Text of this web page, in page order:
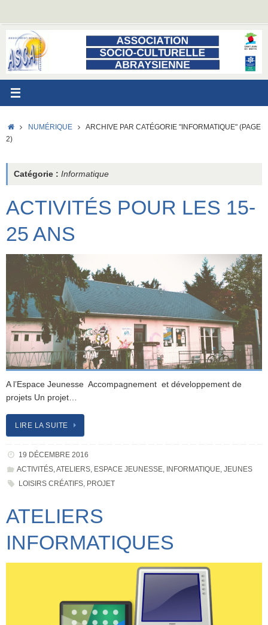
contenu
ACCUEIL
NUMÉRIQUE ARCHIVE PAR CATÉGORIE "INFORMATIQUE"(PAGE
2)
Catégorie : Informatique
ACTIVITÉS POUR LES 15-
25 ANS
A l’Espace Jeunesse Accompagnement et développement de
projets Un projet…
LIRE LA SUITE
19 DÉCEMBRE 2016
ACTIVITÉS,ATELIERS, ESPACE JEUNESSE, INFORMATIQUE, JEUNES
LOISIRS CRÉATIFS, PROJET
ATELIERS
INFORMATIQUES